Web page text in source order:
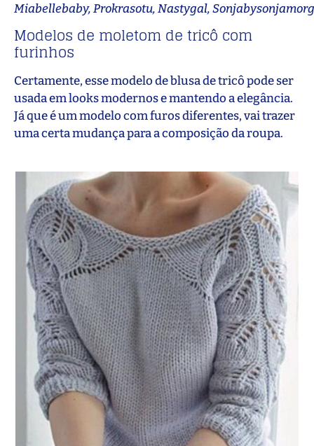
Miabellebaby, Prokrasotu, Nastygal,
Modelos de moletom de tricô com
furinhos
Certamente, esse modelo de blusa de tricô pode ser
usada em looks modernos e mantendo a elegância.
Já que é um modelo com furos diferentes, vai trazer
uma certa mudança para a composição da roupa.